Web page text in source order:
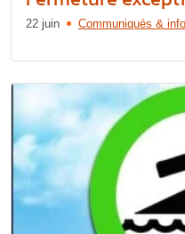
22 juin Communiqués &